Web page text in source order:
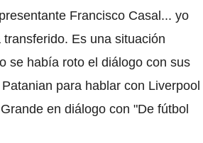
Francisco Casal... yo
Es una situación
se había roto el diálogo con sus
para hablar con Liverpool
en diálogo con "De fútbol